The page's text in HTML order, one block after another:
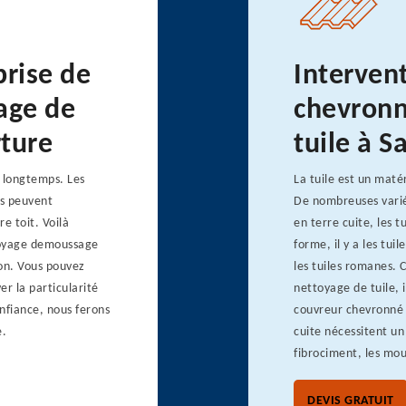
de
de
Les
peuvent
toit. Voilà
demoussage
Vous pouvez
la particularité
nous ferons
tuile à
La tuile est un
De nombreuses
en terre cuite, les
forme, il y a les
les tuiles romanes.
nettoyage de tuile,
couvreur
cuite nécessitent
fibrociment, les
DEVIS GRATUIT